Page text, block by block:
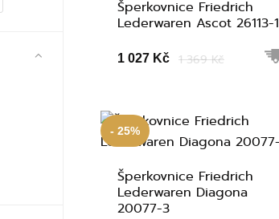
Šperkovnice Friedrich
Lederwaren Ascot 26113-1
1 027 Kč 1 369 Kč
- 25%
Šperkovnice Friedrich
Lederwaren Diagona
20077-3